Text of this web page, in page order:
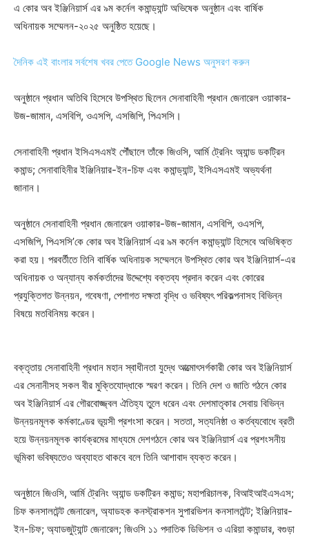
এ কোর অব ইঞ্জিনিয়ার্স এর ৯ম কর্নেল কমান্ড্যান্ট অভিষেক অনুষ্ঠান এবং বার্ষিক
অধিনায়ক সম্মেলন-২০২৫ অনুষ্ঠিত হয়েছে।
দৈনিক এই বাংলার সর্বশেষ খবর পেতে Google News অনুসরণ করুন
অনুষ্ঠানে প্রধান অতিথি হিসেবে উপস্থিত ছিলেন সেনাবাহিনী প্রধান জেনারেল ওয়াকার-
উজ-জামান, এসবিপি, ওএসপি, এসজিপি, পিএসসি।
সেনাবাহিনী প্রধান ইসিএসএমই পৌঁছালে তাঁকে জিওসি, আর্মি ট্রেনিং অ্যান্ড ডকট্রিন
কমান্ড; সেনাবাহিনীর ইঞ্জিনিয়ার-ইন-চিফ এবং কমান্ড্যান্ট, ইসিএসএমই অভ্যর্থনা
জানান।
অনুষ্ঠানে সেনাবাহিনী প্রধান জেনারেল ওয়াকার-উজ-জামান, এসবিপি, ওএসপি,
এসজিপি, পিএসসি’কে কোর অব ইঞ্জিনিয়ার্স এর ৯ম কর্নেল কমান্ড্যান্ট হিসেবে অভিষিক্ত
করা হয়। পরবর্তীতে তিনি বার্ষিক অধিনায়ক সম্মেলনে উপস্থিত কোর অব ইঞ্জিনিয়ার্স-এর
অধিনায়ক ও অন্যান্য কর্মকর্তাদের উদ্দেশ্যে বক্তব্য প্রদান করেন এবং কোরের
প্রযুক্তিগত উন্নয়ন, গবেষণা, পেশাগত দক্ষতা বৃদ্ধি ও ভবিষ্যৎ পরিকল্পনাসহ বিভিন্ন
বিষয়ে মতবিনিময় করেন।
বক্তৃতায় সেনাবাহিনী প্রধান মহান স্বাধীনতা যুদ্ধে আত্মোৎসর্গকারী কোর অব ইঞ্জিনিয়ার্স
এর সেনানীসহ সকল বীর মুক্তিযোদ্ধাকে স্মরণ করেন। তিনি দেশ ও জাতি গঠনে কোর
অব ইঞ্জিনিয়ার্স এর গৌরবোজ্জ্বল ঐতিহ্য তুলে ধরেন এবং দেশমাতৃকার সেবায় বিভিন্ন
উন্নয়নমূলক কর্মকাণ্ডের ভূয়সী প্রশংসা করেন। সততা, সত্যনিষ্ঠা ও কর্তব্যবোধে ব্রতী
হয়ে উন্নয়নমূলক কার্যক্রমের মাধ্যমে দেশগঠনে কোর অব ইঞ্জিনিয়ার্স এর প্রশংসনীয়
ভূমিকা ভবিষ্যতেও অব্যাহত থাকবে বলে তিনি আশাবাদ ব্যক্ত করেন।
অনুষ্ঠানে জিওসি, আর্মি ট্রেনিং অ্যান্ড ডকট্রিন কমান্ড; মহাপরিচালক, বিআইআইএসএস;
চিফ কনসালটেন্ট জেনারেল, অ্যাডহক কনস্ট্রাকশন সুপারভিশন কনসালটেন্ট; ইঞ্জিনিয়ার-
ইন-চিফ; অ্যাডজুট্যান্ট জেনারেল; জিওসি ১১ পদাতিক ডিভিশন ও এরিয়া কমান্ডার, বগুড়া